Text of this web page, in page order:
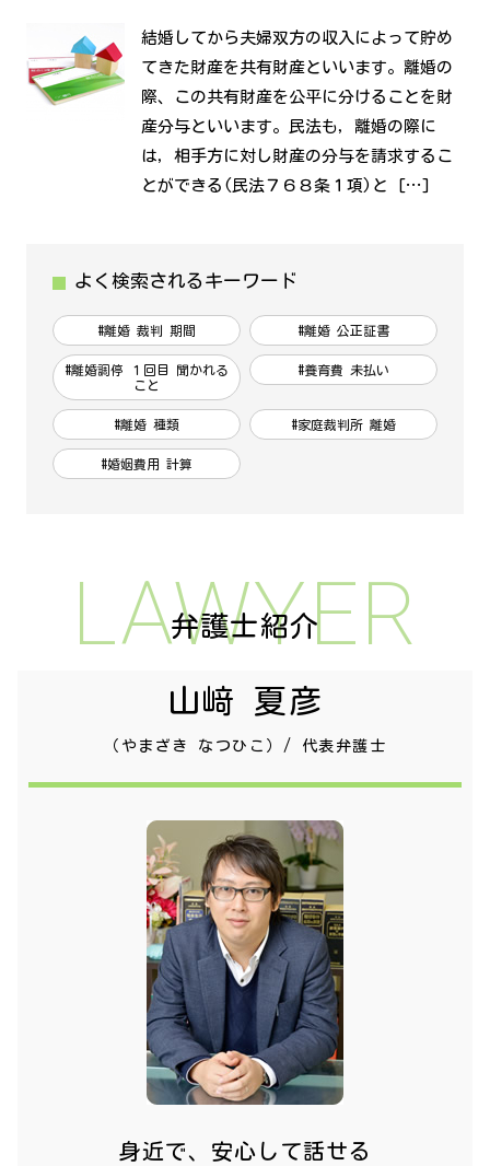
結婚してから夫婦双方の収入によって貯め
てきた財産を共有財産といいます。離婚の
際、この共有財産を公平に分けることを財
産分与といいます。民法も，離婚の際に
は，相手方に対し財産の分与を請求するこ
とができる(民法７６８条１項)と […]
よく検索されるキーワード
#離婚 裁判 期間 #離婚 公正証書
#離婚調停 １回目 聞かれる
こと
#養育費 未払い
#離婚 種類 #家庭裁判所 離婚
#婚姻費用 計算
LAWYER
弁護士紹介
山﨑 夏彦
（やまざき なつひこ）/ 代表弁護士
身近で、安心して話せる